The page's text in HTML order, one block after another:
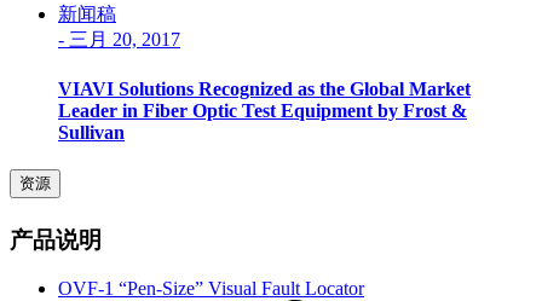
新闻稿
- 三月 20, 2017
VIAVI Solutions Recognized as the Global Market
Leader in Fiber Optic Test Equipment by Frost &
Sullivan
资源
产品说明
OVF-1 “Pen-Size” Visual Fault Locator